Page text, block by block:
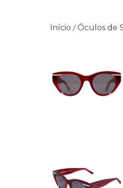
Início / Óculos de